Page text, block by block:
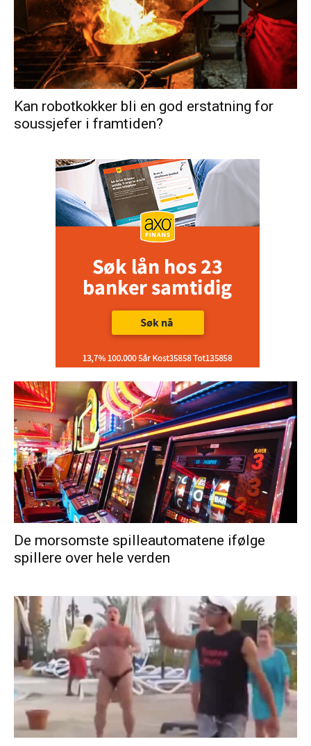
Kan robotkokker bli en god erstatning for
soussjefer i framtiden?
De morsomste spilleautomatene ifølge
spillere over hele verden